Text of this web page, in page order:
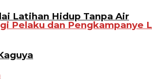
Pelaku dan Pengkampanye
Latihan Hidup Tanpa Air